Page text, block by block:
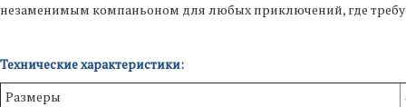
незаменимым компаньоном для любых приключений, где
Технические характеристики:
Размеры